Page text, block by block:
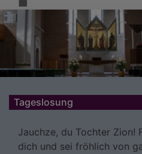
Tageslosung
Jauchze, du Tochter Zion!
dich und sei fröhlich von